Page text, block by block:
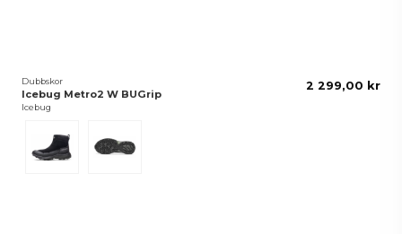
Dubbskor
Icebug Metro2 W BUGrip
Icebug
2 299,00 kr